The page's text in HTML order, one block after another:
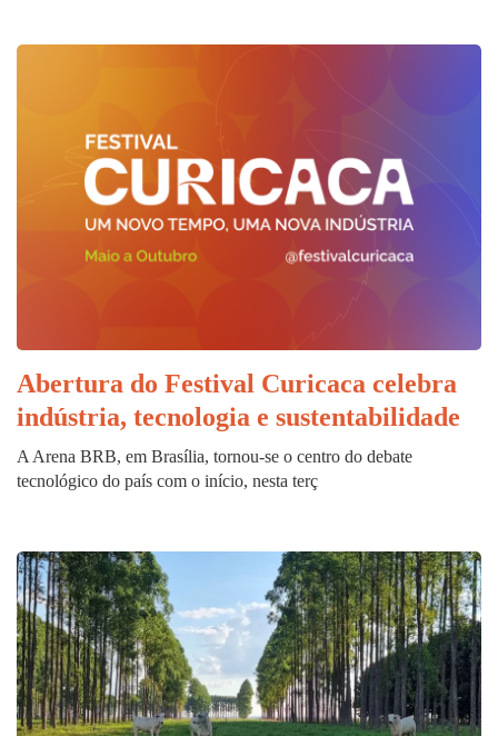
Abertura do Festival Curicaca celebra
indústria, tecnologia e sustentabilidade
A Arena BRB, em Brasília, tornou-se o centro do debate
tecnológico do país com o início, nesta terç